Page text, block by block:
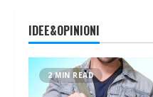
IDEE&OPINIONI
2 MIN READ